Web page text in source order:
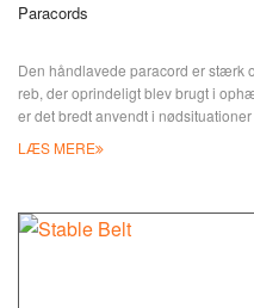
Paracords
Den håndlavede paracord er stærk
reb, der oprindeligt blev brugt i
er det bredt anvendt i
meget mere. Farver fås fra
LÆS MERE